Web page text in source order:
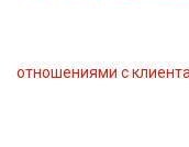
отношениями с